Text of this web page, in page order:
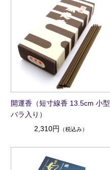
開運香（短寸線香 13.5cm 小型
バラ入り）
2,310円
（税込み）